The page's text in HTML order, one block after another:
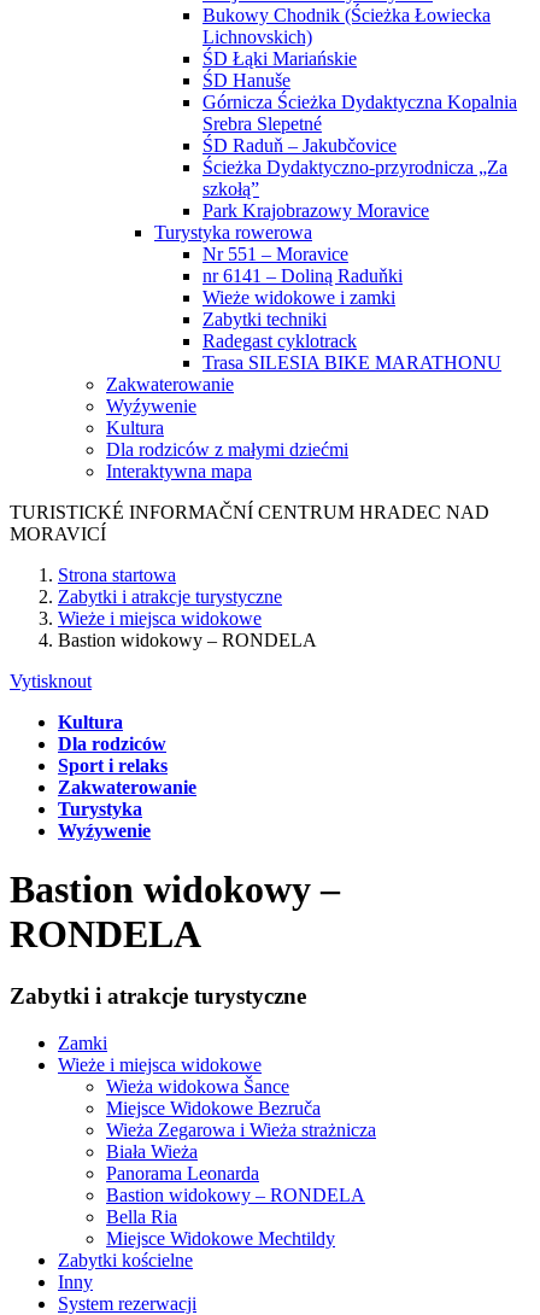
Bukowy Chodnik (Ścieżka Łowiecka
Lichnovskich)
ŚD Łąki Mariańskie
ŚD Hanuše
Górnicza Ścieżka Dydaktyczna Kopalnia
Srebra Slepetné
ŚD Raduň – Jakubčovice
Ścieżka Dydaktyczno-przyrodnicza „Za
szkołą”
Park Krajobrazowy Moravice
Turystyka rowerowa
Nr 551 – Moravice
nr 6141 – Doliną Raduňki
Wieże widokowe i zamki
Zabytki techniki
Radegast cyklotrack
Trasa SILESIA BIKE MARATHONU
Zakwaterowanie
Wyźywenie
Kultura
Dla rodziców z małymi dziećmi
Interaktywna mapa
TURISTICKÉ INFORMAČNÍ CENTRUM HRADEC NAD
MORAVICÍ
Strona startowa
Zabytki i atrakcje turystyczne
Wieże i miejsca widokowe
Bastion widokowy – RONDELA
Vytisknout
Kultura
Dla rodziców
Sport i relaks
Zakwaterowanie
Turystyka
Wyźywenie
Bastion widokowy –
RONDELA
Zabytki i atrakcje turystyczne
Zamki
Wieże i miejsca widokowe
Wieża widokowa Šance
Miejsce Widokowe Bezruča
Wieża Zegarowa i Wieża strażnicza
Biała Wieża
Panorama Leonarda
Bastion widokowy – RONDELA
Bella Ria
Miejsce Widokowe Mechtildy
Zabytki kościelne
Inny
System rezerwacji